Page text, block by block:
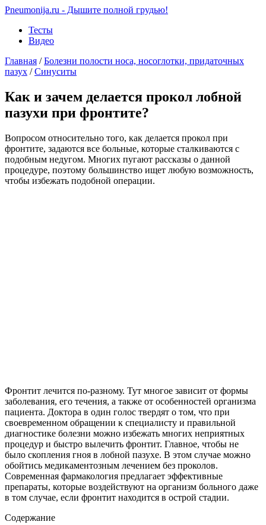
Pneumonija.ru - Дышите полной грудью!
Тесты
Видео
Главная / Болезни полости носа, носоглотки, придаточных
пазух / Синуситы
Как и зачем делается прокол лобной
пазухи при фронтите?
Вопросом относительно того, как делается прокол при
фронтите, задаются все больные, которые сталкиваются с
подобным недугом. Многих пугают рассказы о данной
процедуре, поэтому большинство ищет любую возможность,
чтобы избежать подобной операции.
Фронтит лечится по-разному. Тут многое зависит от формы
заболевания, его течения, а также от особенностей организма
пациента. Доктора в один голос твердят о том, что при
своевременном обращении к специалисту и правильной
диагностике болезни можно избежать многих неприятных
процедур и быстро вылечить фронтит. Главное, чтобы не
было скопления гноя в лобной пазухе. В этом случае можно
обойтись медикаментозным лечением без проколов.
Современная фармакология предлагает эффективные
препараты, которые воздействуют на организм больного даже
в том случае, если фронтит находится в острой стадии.
Содержание